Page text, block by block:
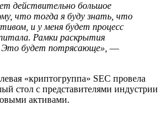
действительно большое
что тогда я буду знать, что
и у меня будет процесс
Рамки раскрытия
будет потрясающе», —
«криптогруппа» SEC провела
стол с представителями индустрии
активами.